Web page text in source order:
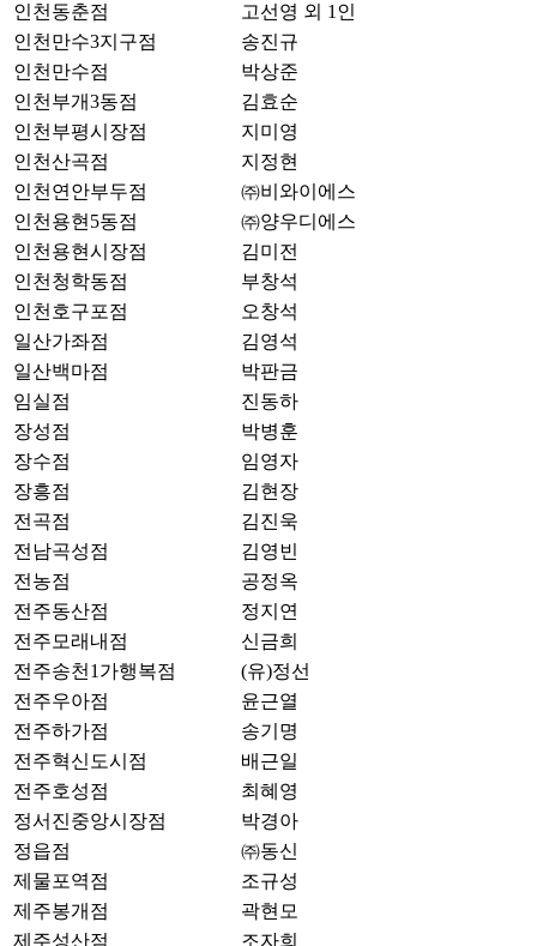
인천동춘점
고선영 외 1인
인천만수3지구점
송진규
인천만수점
박상준
인천부개3동점
김효순
인천부평시장점
지미영
인천산곡점
지정현
인천연안부두점
㈜비와이에스
인천용현5동점
㈜양우디에스
인천용현시장점
김미전
인천청학동점
부창석
인천호구포점
오창석
일산가좌점
김영석
일산백마점
박판금
임실점
진동하
장성점
박병훈
장수점
임영자
장흥점
김현장
전곡점
김진욱
전남곡성점
김영빈
전농점
공정옥
전주동산점
정지연
전주모래내점
신금희
전주송천1가행복점
(유)정선
전주우아점
윤근열
전주하가점
송기명
전주혁신도시점
배근일
전주호성점
최혜영
정서진중앙시장점
박경아
정읍점
㈜동신
제물포역점
조규성
제주봉개점
곽현모
제주성산점
조자희